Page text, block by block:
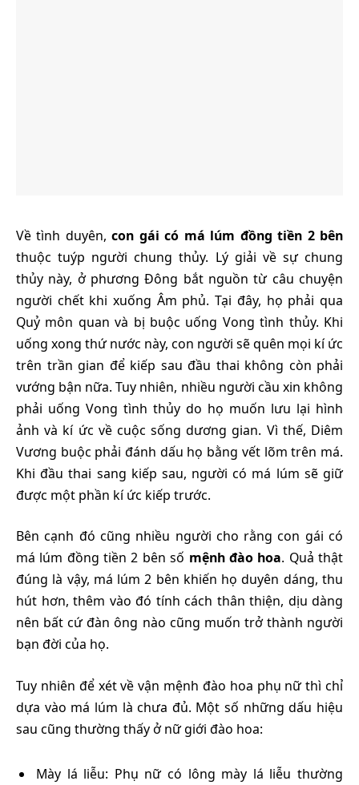
Về tình duyên,con gái có má lúm đồng tiền 2 bên
thuộc tuýp người chung thủy. Lý giải về sự chung
thủy này, ở phương Đông bắt nguồn từ câu chuyện
người chết khi xuống Âm phủ. Tại đây, họ phải qua
Quỷ môn quan và bị buộc uống Vong tình thủy. Khi
uống xong thứ nước này, con người sẽ quên mọi kí ức
trên trần gian để kiếp sau đầu thai không còn phải
vướng bận nữa. Tuy nhiên, nhiều người cầu xin không
phải uống Vong tình thủy do họ muốn lưu lại hình
ảnh và kí ức về cuộc sống dương gian. Vì thế, Diêm
Vương buộc phải đánh dấu họ bằng vết lõm trên má.
Khi đầu thai sang kiếp sau, người có má lúm sẽ giữ
được một phần kí ức kiếp trước.
Bên cạnh đó cũng nhiều người cho rằng con gái có
má lúm đồng tiền 2 bên số mệnh đào hoa. Quả thật
đúng là vậy, má lúm 2 bên khiến họ duyên dáng, thu
hút hơn, thêm vào đó tính cách thân thiện, dịu dàng
nên bất cứ đàn ông nào cũng muốn trở thành người
bạn đời của họ.
Tuy nhiên để xét về vận mệnh đào hoa phụ nữ thì chỉ
dựa vào má lúm là chưa đủ. Một số những dấu hiệu
sau cũng thường thấy ở nữ giới đào hoa:
Mày lá liễu: Phụ nữ có lông mày lá liễu thường